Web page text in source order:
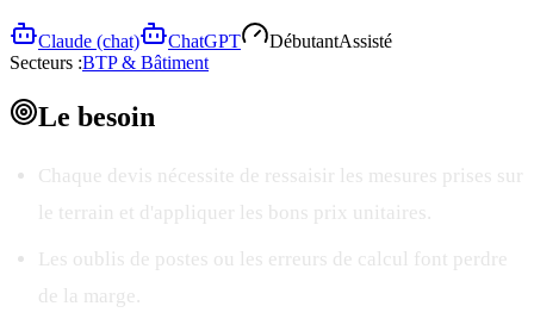
Claude (chat) ChatGPT DébutantAssisté
Secteurs :BTP & Bâtiment
Le besoin
Chaque devis nécessite de ressaisir les mesures prises sur
le terrain et d'appliquer les bons prix unitaires.
Les oublis de postes ou les erreurs de calcul font perdre
de la marge.